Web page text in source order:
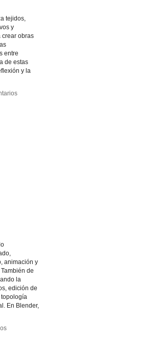
tejidos,
y
crear obras
entre
de estas
y la
animación y
de
la
edición de
En Blender,